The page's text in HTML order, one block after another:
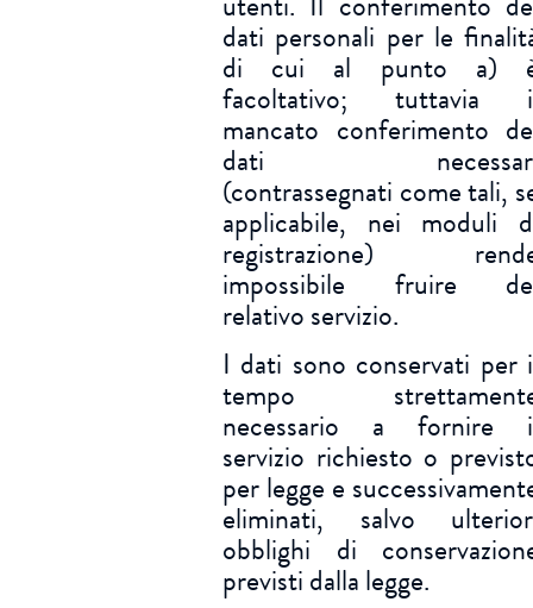
dati personali per le
di cui al punto a)
facoltativo; tuttavia
mancato conferimento
dati
(contrassegnati come tali,
applicabile, nei moduli
registrazione)
impossibile fruire
relativo servizio.
I dati sono conservati per
tempo
necessario a fornire
servizio richiesto o
per legge e
eliminati, salvo
obblighi di
previsti dalla legge.